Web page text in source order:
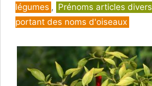
légumes , Prénoms articles divers
portant des noms d'oiseaux